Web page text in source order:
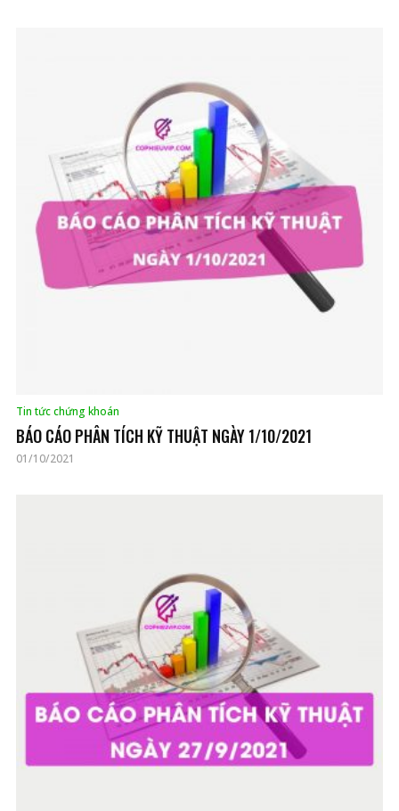
Tin tức chứng khoán
BÁO CÁO PHÂN TÍCH KỸ THUẬT NGÀY 1/10/2021
01/10/2021